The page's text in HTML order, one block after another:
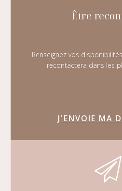
Être
Renseignez vos
recontactera dans les
J'ENVOIE MA